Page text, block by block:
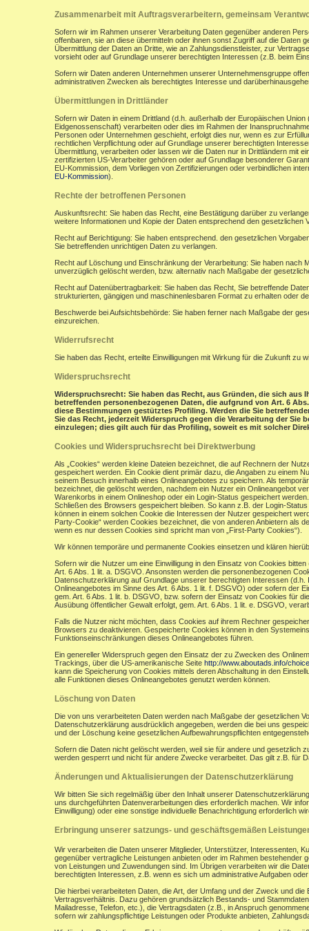
Zusammenarbeit mit Auftragsverarbeitern, gemeinsam
Sofern wir im Rahmen unserer Verarbeitung Daten gegenüber anderen
offenbaren, sie an diese übermitteln oder ihnen sonst Zugriff auf die Daten
Übermittlung der Daten an Dritte, wie an Zahlungsdienstleister, zur
vorsieht oder auf Grundlage unserer berechtigten Interessen (z.B. beim
Sofern wir Daten anderen Unternehmen unserer Unternehmensgruppe
administrativen Zwecken als berechtigtes Interesse und
Übermittlungen in Drittländer
Sofern wir Daten in einem Drittland (d.h. außerhalb der Europäischen
Eidgenossenschaft) verarbeiten oder dies im Rahmen der
Personen oder Unternehmen geschieht, erfolgt dies nur, wenn es zur
rechtlichen Verpflichtung oder auf Grundlage unserer berechtigten
Übermittlung, verarbeiten oder lassen wir die Daten nur in Drittländern mit
zertifizierten US-Verarbeiter gehören oder auf Grundlage besonderer
EU-Kommission, dem Vorliegen von Zertifizierungen oder verbindlichen
EU-Kommission).
Rechte der betroffenen Personen
Auskunftsrecht: Sie haben das Recht, eine Bestätigung darüber zu
weitere Informationen und Kopie der Daten entsprechend den gesetzlichen
Recht auf Berichtigung: Sie haben entsprechend. den gesetzlichen
Sie betreffenden unrichtigen Daten zu verlangen.
Recht auf Löschung und Einschränkung der Verarbeitung: Sie haben
unverzüglich gelöscht werden, bzw. alternativ nach Maßgabe der
Recht auf Datenübertragbarkeit: Sie haben das Recht, Sie betreffende
strukturierten, gängigen und maschinenlesbaren Format zu erhalten oder
Beschwerde bei Aufsichtsbehörde: Sie haben ferner nach Maßgabe der
einzureichen.
Widerrufsrecht
Sie haben das Recht, erteilte Einwilligungen mit Wirkung für die Zukunft zu
Widerspruchsrecht
Widerspruchsrecht: Sie haben das Recht, aus Gründen, die sich aus
betreffenden personenbezogenen Daten, die aufgrund von Art. 6
diese Bestimmungen gestütztes Profiling. Werden die Sie
Sie das Recht, jederzeit Widerspruch gegen die Verarbeitung der
einzulegen; dies gilt auch für das Profiling, soweit es mit solcher
Cookies und Widerspruchsrecht bei Direktwerbung
Als „Cookies“ werden kleine Dateien bezeichnet, die auf Rechnern der
gespeichert werden. Ein Cookie dient primär dazu, die Angaben zu einem
seinem Besuch innerhalb eines Onlineangebotes zu speichern. Als
bezeichnet, die gelöscht werden, nachdem ein Nutzer ein Onlineangebot
Warenkorbs in einem Onlineshop oder ein Login-Status gespeichert
Schließen des Browsers gespeichert bleiben. So kann z.B. der Login-
können in einem solchen Cookie die Interessen der Nutzer gespeichert
Party-Cookie“ werden Cookies bezeichnet, die von anderen Anbietern als
wenn es nur dessen Cookies sind spricht man von „First-Party Cookies“).
Wir können temporäre und permanente Cookies einsetzen und klären
Sofern wir die Nutzer um eine Einwilligung in den Einsatz von Cookies
Art. 6 Abs. 1 lit. a. DSGVO. Ansonsten werden die personenbezogenen
Datenschutzerklärung auf Grundlage unserer berechtigten Interessen
Onlineangebotes im Sinne des Art. 6 Abs. 1 lit. f. DSGVO) oder sofern der
gem. Art. 6 Abs. 1 lit. b. DSGVO, bzw. sofern der Einsatz von Cookies für
Ausübung öffentlicher Gewalt erfolgt, gem. Art. 6 Abs. 1 lit. e. DSGVO,
Falls die Nutzer nicht möchten, dass Cookies auf ihrem Rechner
Browsers zu deaktivieren. Gespeicherte Cookies können in den
Funktionseinschränkungen dieses Onlineangebotes führen.
Ein genereller Widerspruch gegen den Einsatz der zu Zwecken des
Trackings, über die US-amerikanische Seite http://www.aboutads.info/
kann die Speicherung von Cookies mittels deren Abschaltung in den
alle Funktionen dieses Onlineangebotes genutzt werden können.
Löschung von Daten
Die von uns verarbeiteten Daten werden nach Maßgabe der gesetzlichen
Datenschutzerklärung ausdrücklich angegeben, werden die bei uns
und der Löschung keine gesetzlichen Aufbewahrungspflichten
Sofern die Daten nicht gelöscht werden, weil sie für andere und gesetzlich
werden gesperrt und nicht für andere Zwecke verarbeitet. Das gilt z.B. für
Änderungen und Aktualisierungen der Datenschutzerklärung
Wir bitten Sie sich regelmäßig über den Inhalt unserer
uns durchgeführten Datenverarbeitungen dies erforderlich machen. Wir
Einwilligung) oder eine sonstige individuelle Benachrichtigung erforderlich
Erbringung unserer satzungs- und geschäftsgemäßen
Wir verarbeiten die Daten unserer Mitglieder, Unterstützer, Interessenten,
gegenüber vertragliche Leistungen anbieten oder im Rahmen
von Leistungen und Zuwendungen sind. Im Übrigen verarbeiten wir die
berechtigten Interessen, z.B. wenn es sich um administrative Aufgaben
Die hierbei verarbeiteten Daten, die Art, der Umfang und der Zweck und
Vertragsverhältnis. Dazu gehören grundsätzlich Bestands- und
Mailadresse, Telefon, etc.), die Vertragsdaten (z.B., in Anspruch
sofern wir zahlungspflichtige Leistungen oder Produkte anbieten,